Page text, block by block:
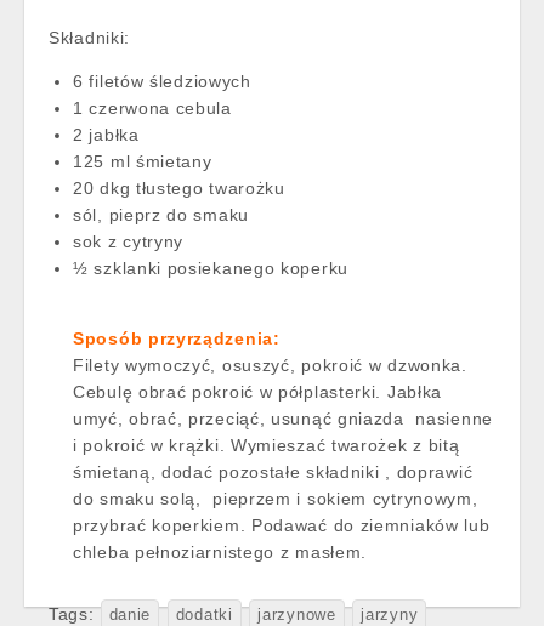
Składniki:
6 filetów śledziowych
1 czerwona cebula
2 jabłka
125 ml śmietany
20 dkg tłustego twarożku
sól, pieprz do smaku
sok z cytryny
½ szklanki posiekanego koperku
Sposób przyrządzenia:
Filety wymoczyć, osuszyć, pokroić w dzwonka.
Cebulę obrać pokroić w półplasterki. Jabłka
umyć, obrać, przeciąć, usunąć gniazda nasienne
i pokroić w krążki. Wymieszać twarożek z bitą
śmietaną, dodać pozostałe składniki , doprawić
do smaku solą, pieprzem i sokiem cytrynowym,
przybrać koperkiem. Podawać do ziemniaków lub
chleba pełnoziarnistego z masłem.
Tags: danie dodatki jarzynowe jarzyny